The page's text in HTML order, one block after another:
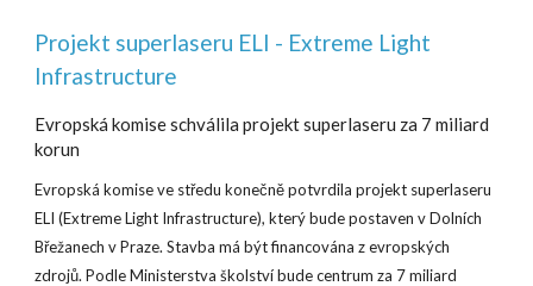
Projekt superlaseru ELI - Extreme Light
Infrastructure
Evropská komise schválila projekt superlaseru za 7 miliard
korun
Evropská komise ve středu konečně potvrdila projekt superlaseru
ELI (Extreme Light Infrastructure), který bude postaven v Dolních
Břežanech v Praze. Stavba má být financována z evropských
zdrojů. Podle Ministerstva školství bude centrum za 7 miliard